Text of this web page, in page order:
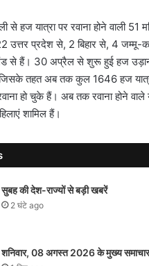
से हज यात्रा पर रवाना होने वाली 51
उत्तर प्रदेश से, 2 बिहार से, 4 जम्मू-
से हैं। 30 अप्रैल से शुरू हुई हज
जिसके तहत अब तक कुल 1646 हज
हो चुके हैं। अब तक रवाना होने वाले
शामिल हैं।
सुबह की देश-राज्यों से बड़ी खबरें
2 घंटे ago
शनिवार, 08 अगस्त 2026 के मुख्य